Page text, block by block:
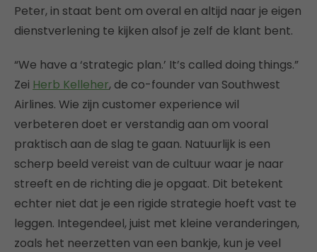
Peter, in staat bent om overal en altijd naar je eigen
dienstverlening te kijken alsof je zelf de klant bent.
“We have a ‘strategic plan.’ It’s called doing things.”
Zei Herb Kelleher, de co-founder van Southwest
Airlines. Wie zijn customer experience wil
verbeteren doet er verstandig aan om vooral
praktisch aan de slag te gaan. Natuurlijk is een
scherp beeld vereist van de cultuur waar je naar
streeft en de richting die je opgaat. Dit betekent
echter niet dat je een rigide strategie hoeft vast te
leggen. Integendeel, juist met kleine veranderingen,
zoals het neerzetten van een bankje, kun je veel